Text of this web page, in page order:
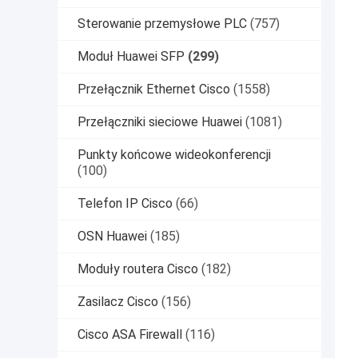
Sterowanie przemysłowe PLC (757)
Moduł Huawei SFP (299)
Przełącznik Ethernet Cisco (1558)
Przełączniki sieciowe Huawei (1081)
Punkty końcowe wideokonferencji
(100)
Telefon IP Cisco (66)
OSN Huawei (185)
Moduły routera Cisco (182)
Zasilacz Cisco (156)
Cisco ASA Firewall (116)